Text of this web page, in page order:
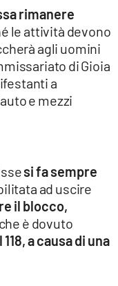
rimanere
le attività devono
agli uomini
di Gioia
a
e mezzi
si fa sempre
ad uscire
il blocco,
è dovuto
a causa di una